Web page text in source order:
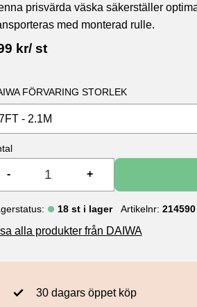
prisvärda väska säkerställer
med monterad rulle.
kr/ st
FÖRVARING STORLEK
- 2.1M
+
-
18 st i lager Artikelnr 214590
alla produkter från DAIWA
30 dagars öppet köp